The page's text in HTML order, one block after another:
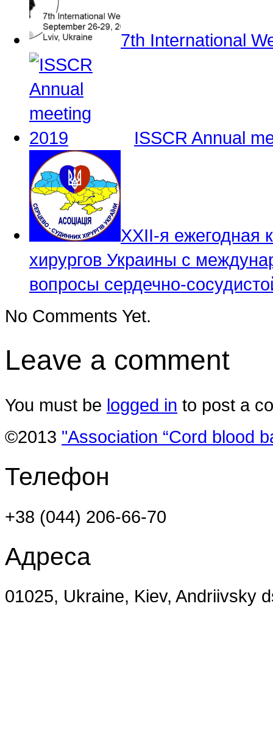
7th International
ISSCR Annual
XXII-я ежегодная
хирургов Украины c
вопросы сердечно-
No Comments Yet.
Leave a comment
You must be logged in to post a
©2013 "Association “Cord blood
Телефон
+38 (044) 206-66-70
Адреса
01025, Ukraine, Kiev, Andriivsky